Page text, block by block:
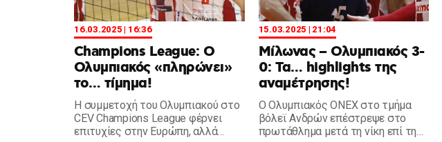
16.03.2025 | 16:36
Champions League: Ο
Ολυμπιακός «πληρώνει»
το… τίμημα!
Η συμμετοχή του Ολυμπιακού στο
CEV Champions League φέρνει
επιτυχίες στην Ευρώπη, αλλά
15.03.2025 | 21:04
Μίλωνας – Ολυμπιακός 3-
0: Τα… highlights της
αναμέτρησης!
Ο Ολυμπιακός ΟΝΕΧ στο τμήμα
βόλεϊ Ανδρών επέστρεψε στο
πρωτάθλημα μετά τη νίκη επί της